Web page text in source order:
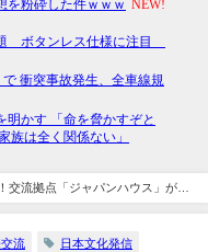
交流拠点「ジャパンハウス」が公
交流 日本文化発信